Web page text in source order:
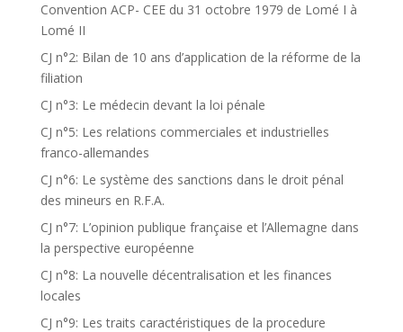
Convention ACP- CEE du 31 octobre 1979 de Lomé I à
Lomé II
CJ n°2: Bilan de 10 ans d’application de la réforme de la
filiation
CJ n°3: Le médecin devant la loi pénale
CJ n°5: Les relations commerciales et industrielles
franco-allemandes
CJ n°6: Le système des sanctions dans le droit pénal
des mineurs en R.F.A.
CJ n°7: L’opinion publique française et l’Allemagne dans
la perspective européenne
CJ n°8: La nouvelle décentralisation et les finances
locales
CJ n°9: Les traits caractéristiques de la procedure